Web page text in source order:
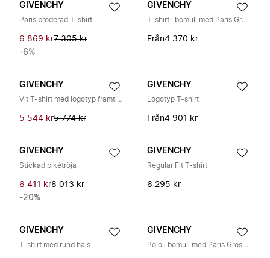
GIVENCHY
Paris broderad T-shirt
6 869 kr7 305 kr
-6%
GIVENCHY
T-shirt i bomull med Paris Grosgrain
Från4 370 kr
GIVENCHY
Vit T-shirt med logotyp framtill i bomull för män
5 544 kr5 774 kr
GIVENCHY
Logotyp T-shirt
Från4 901 kr
GIVENCHY
Stickad pikétröja
6 411 kr8 013 kr
-20%
GIVENCHY
Regular Fit T-shirt
6 295 kr
GIVENCHY
T-shirt med rund hals
GIVENCHY
Polo i bomull med Paris Grosgrain